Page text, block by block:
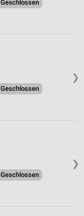
Geschlossen
❯
Geschlossen
❯
Geschlossen